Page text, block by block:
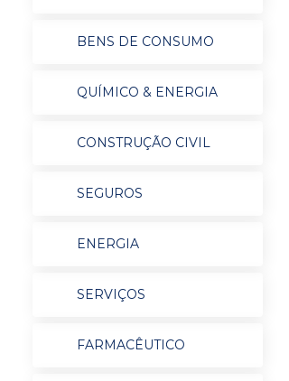
BENS DE CONSUMO
QUÍMICO & ENERGIA
CONSTRUÇÃO CIVIL
SEGUROS
ENERGIA
SERVIÇOS
FARMACÊUTICO